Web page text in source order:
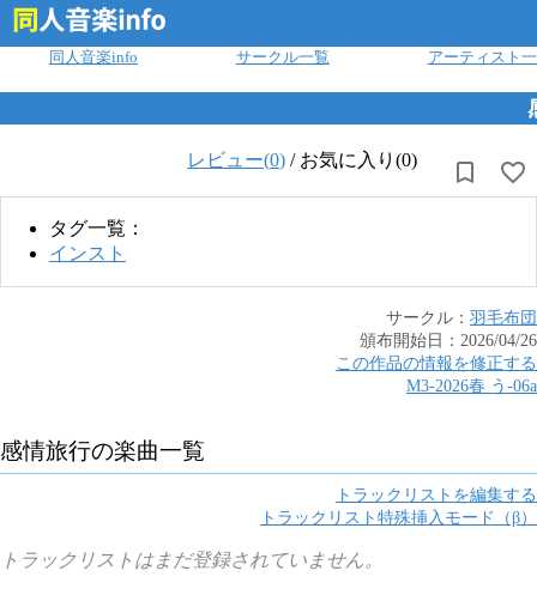
同人音楽info サークル一覧 アーティスト
レビュー(0) / お気に入り(0)
タグ一覧：
インスト
サークル： 羽毛布団
頒布開始日： 2026/04/26
この作品の情報を修正する
M3-2026春 う-06a
感情旅行の楽曲一覧
トラックリストを編集する
トラックリスト特殊挿入モード（β）
トラックリストはまだ登録されていません。